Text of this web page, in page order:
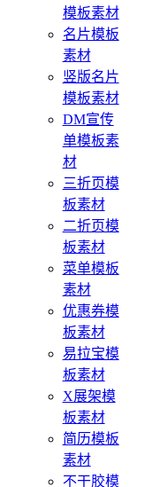
模板素材
名片模板
素材
竖版名片
模板素材
DM宣传
单模板素
材
三折页模
板素材
二折页模
板素材
菜单模板
素材
优惠券模
板素材
易拉宝模
板素材
X展架模
板素材
简历模板
素材
不干胶模